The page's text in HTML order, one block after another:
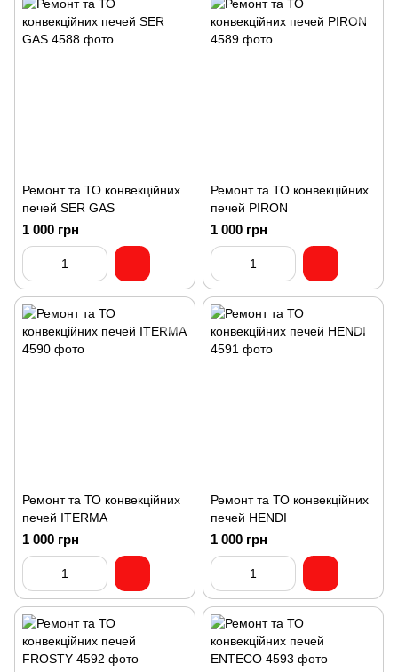
Ремонт та ТО конвекційних
печей SER GAS
1 000 грн
Ремонт та ТО конвекційних
печей PIRON
1 000 грн
Ремонт та ТО конвекційних
печей ITERMA
1 000 грн
Ремонт та ТО конвекційних
печей HENDI
1 000 грн